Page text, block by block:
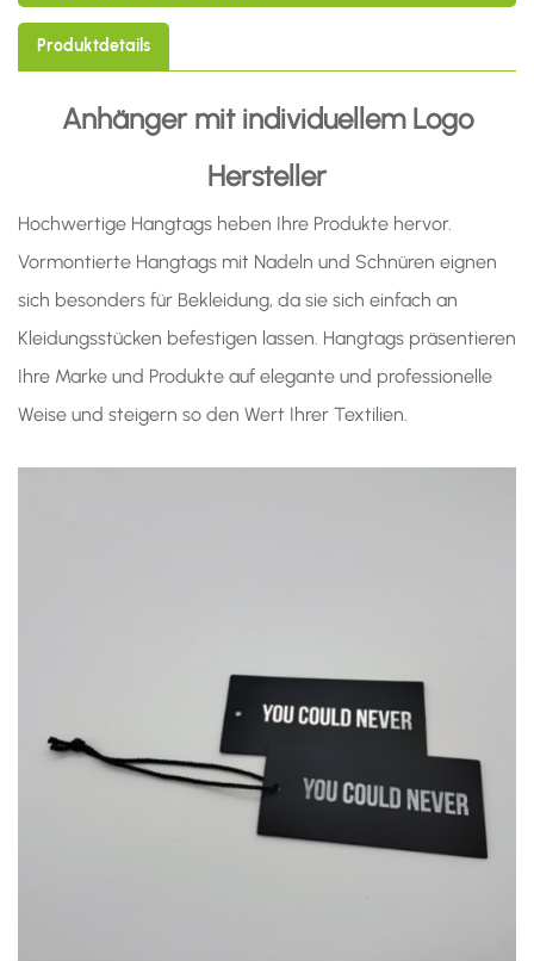
Produktdetails
Anhänger mit individuellem Logo
Hersteller
Hochwertige Hangtags heben Ihre Produkte hervor.
Vormontierte Hangtags mit Nadeln und Schnüren eignen
sich besonders für Bekleidung, da sie sich einfach an
Kleidungsstücken befestigen lassen. Hangtags präsentieren
Ihre Marke und Produkte auf elegante und professionelle
Weise und steigern so den Wert Ihrer Textilien.